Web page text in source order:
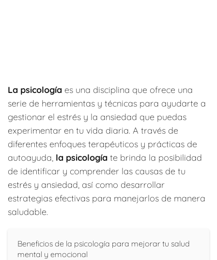
La psicología es una disciplina que ofrece una
serie de herramientas y técnicas para ayudarte a
gestionar el estrés y la ansiedad que puedas
experimentar en tu vida diaria. A través de
diferentes enfoques terapéuticos y prácticas de
autoayuda, la psicología te brinda la posibilidad
de identificar y comprender las causas de tu
estrés y ansiedad, así como desarrollar
estrategias efectivas para manejarlos de manera
saludable.
Beneficios de la psicología para mejorar tu salud
mental y emocional